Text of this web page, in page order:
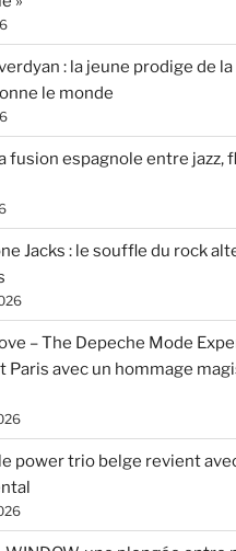
: la jeune prodige de
le monde
fusion espagnole entre jazz,
Jacks : le souffle du rock
– The Depeche Mode
Paris avec un hommage
power trio belge revient